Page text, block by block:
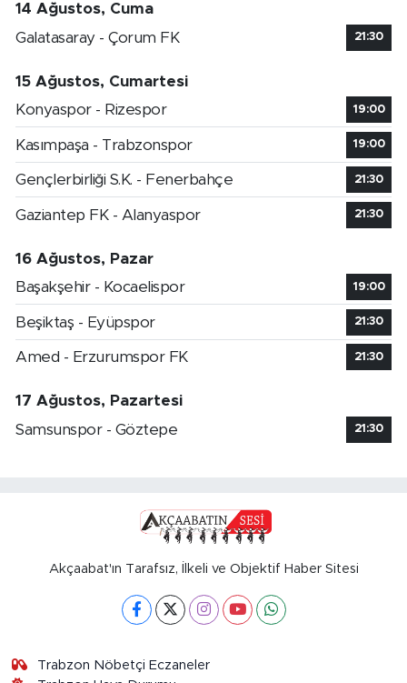
14 Ağustos, Cuma
Galatasaray - Çorum FK
21:30
15 Ağustos, Cumartesi
Konyaspor - Rizespor
19:00
Kasımpaşa - Trabzonspor 19:00
Gençlerbirliği S.K. - Fenerbahçe 21:30
Gaziantep FK - Alanyaspor 21:30
16 Ağustos, Pazar
Başakşehir - Kocaelispor
19:00
Beşiktaş - Eyüpspor 21:30
Amed - Erzurumspor FK 21:30
17 Ağustos, Pazartesi
Samsunspor - Göztepe
21:30
Akçaabat'ın Tarafsız, İlkeli ve Objektif Haber Sitesi
Trabzon Nöbetçi Eczaneler